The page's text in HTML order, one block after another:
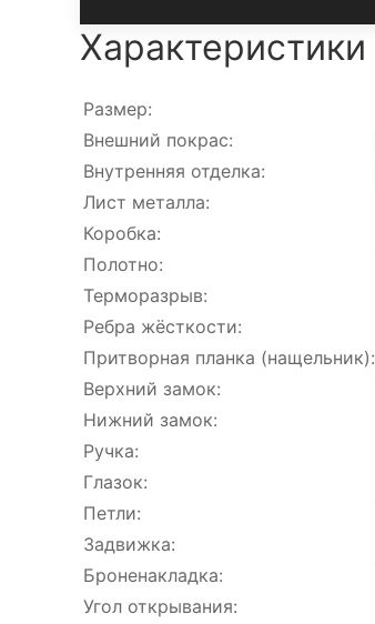
Характеристики
Размер:
Внешний покрас:
Внутренняя отделка:
Лист металла:
Коробка:
Полотно:
Терморазрыв:
Ребра жёсткости:
Притворная планка (нащельник):
Верхний замок:
Нижний замок:
Ручка:
Глазок:
Петли:
Задвижка:
Броненакладка:
Угол открывания: